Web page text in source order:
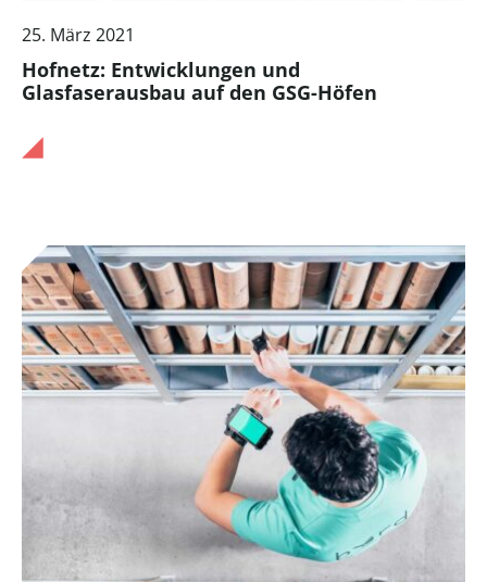
25. März 2021
Hofnetz: Entwicklungen und
Glasfaserausbau auf den GSG-Höfen